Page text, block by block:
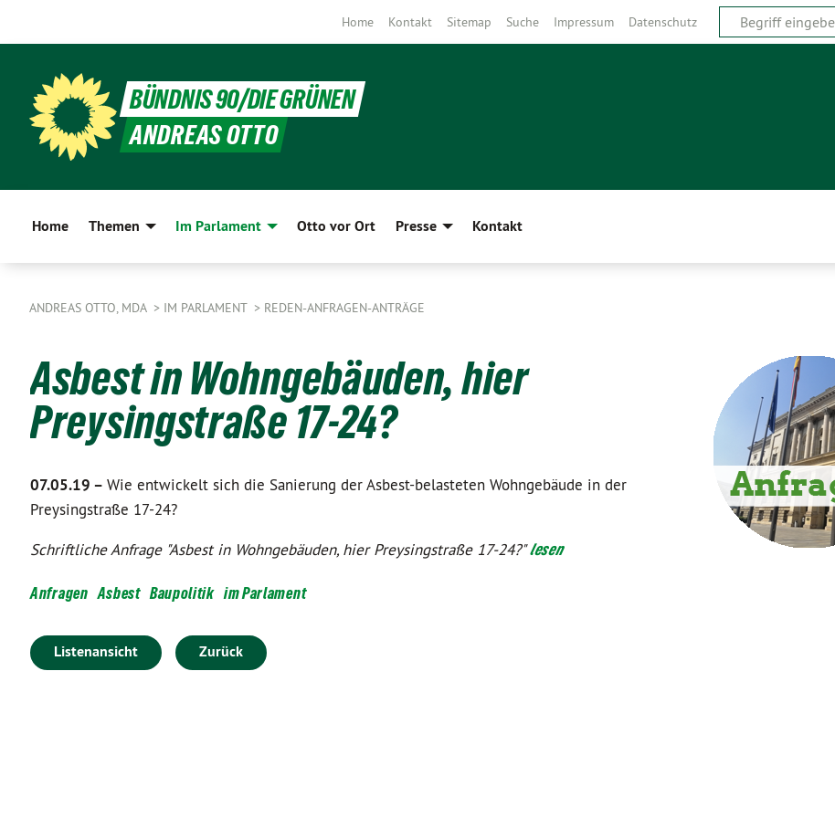
Home Kontakt Sitemap Suche Impressum Datenschutz
BÜNDNIS 90/DIE GRÜNEN
ANDREAS OTTO
Home Themen Im Parlament Otto vor Ort Presse Kontakt
ANDREAS OTTO, MDA IM PARLAMENT REDEN-ANFRAGEN-ANTRÄGE
Asbest in Wohngebäuden, hier
Preysingstraße 17-24?
07.05.19 – Wie entwickelt sich die Sanierung der Asbest-belasteten Wohngebäude in der
Preysingstraße 17-24?
Schriftliche Anfrage "Asbest in Wohngebäuden, hier Preysingstraße 17-24?"lesen
Anfragen Asbest Baupolitik im Parlament
Listenansicht Zurück